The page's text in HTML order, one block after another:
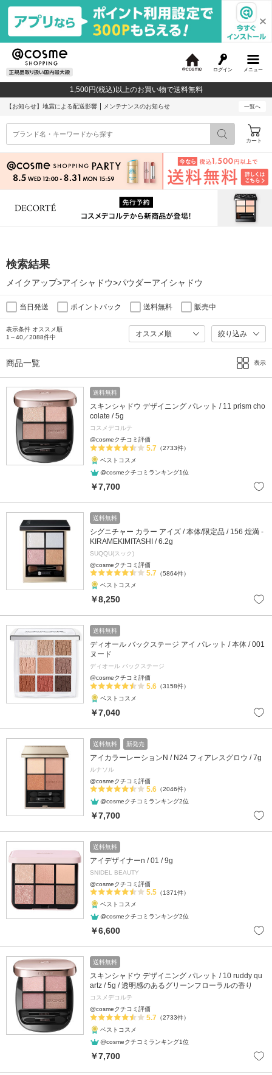
メニュー
ログイン
c
o
1,500円(税込)以上のお買い物で送料無料
【お知らせ】 地震による配送影響 メンテナンスのお知らせ 一覧へ
カート
検索結果
メイクアップ>アイシャドウ>パウダーアイシャドウ
当日発送 ポイントバック 送料無料 販売中
表示条件 オススメ順
1～40／2088件中
絞り込み
商品一覧 表示
送料無料
スキンシャドウ デザイニング パレット / 11 prism cho
colate / 5g
コスメデコルテ
@cosmeクチコミ評価
5.7 （2733件）
ベストコスメ
@cosmeクチコミランキング1位
￥7,700
送料無料
シグニチャー カラー アイズ / 本体/限定品 / 156 煌満 -
KIRAMEKIMITASHI / 6.2g
SUQQU(スック)
@cosmeクチコミ評価
5.7 （5864件）
ベストコスメ
￥8,250
送料無料
ディオール バックステージ アイ パレット / 本体 / 001
ヌード
ディオール バックステージ
@cosmeクチコミ評価
5.6 （3158件）
ベストコスメ
￥7,040
送料無料 新発売
アイカラーレーションN / N24 フィアレスグロウ / 7g
ルナソル
@cosmeクチコミ評価
5.6 （2046件）
@cosmeクチコミランキング2位
￥7,700
送料無料
アイデザイナーn / 01 / 9g
SNIDEL BEAUTY
@cosmeクチコミ評価
5.5 （1371件）
ベストコスメ
@cosmeクチコミランキング2位
￥6,600
送料無料
スキンシャドウ デザイニング パレット / 10 ruddy qu
artz / 5g / 透明感のあるグリーンフローラルの香り
コスメデコルテ
@cosmeクチコミ評価
5.7 （2733件）
ベストコスメ
@cosmeクチコミランキング1位
￥7,700